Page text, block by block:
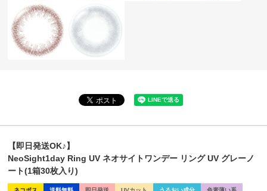
【即日発送OK♪】
NeoSight1day Ring UV ネオサイトワンデー リング UV グレーノ
ート(1箱30枚入り)